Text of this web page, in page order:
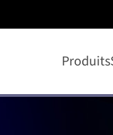
Produits